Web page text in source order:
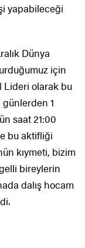
yapabileceği
Dünya
için
Lideri olarak bu
günlerden 1
saat 21:00
bu aktifliği
kıymeti, bizim
bireylerin
dalış hocam